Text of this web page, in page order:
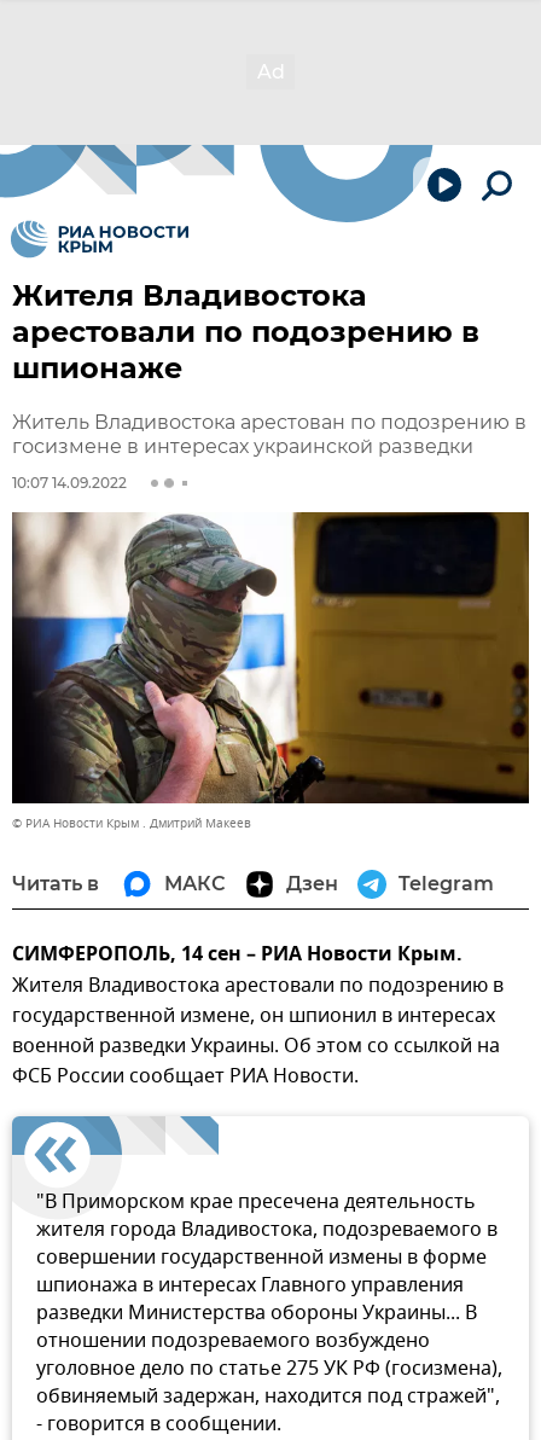
Жителя Владивостока
арестовали по подозрению в
шпионаже
Житель Владивостока арестован по подозрению в
госизмене в интересах украинской разведки
10:07 14.09.2022
© РИА Новости Крым . Дмитрий Макеев
Читать в МАКС Дзен Telegram
СИМФЕРОПОЛЬ, 14 сен – РИА Новости Крым.
Жителя Владивостока арестовали по подозрению в
государственной измене, он шпионил в интересах
военной разведки Украины. Об этом со ссылкой на
ФСБ России сообщает РИА Новости.
"В Приморском крае пресечена деятельность
жителя города Владивостока, подозреваемого в
совершении государственной измены в форме
шпионажа в интересах Главного управления
разведки Министерства обороны Украины... В
отношении подозреваемого возбуждено
уголовное дело по статье 275 УК РФ (госизмена),
обвиняемый задержан, находится под стражей",
- говорится в сообщении.